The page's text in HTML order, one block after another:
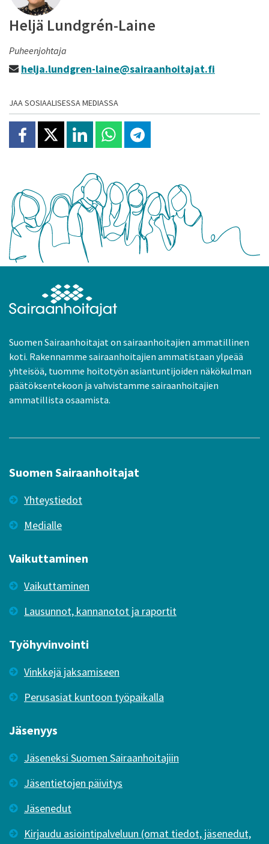
Heljä Lundgrén-Laine
Puheenjohtaja
helja.lundgren-laine@sairaanhoitajat.fi
JAA SOSIAALISESSA MEDIASSA
Jaa Facebookissa
Jaa X:ssäJaa Linkedinissä
Jaa Whatsappissa
Jaa Telegramissa
Suomen Sairaanhoitajat on sairaanhoitajien ammatillinen
koti. Rakennamme sairaanhoitajien ammatistaan ylpeää
yhteisöä, tuomme hoitotyön asiantuntijoiden näkökulman
päätöksentekoon ja vahvistamme sairaanhoitajien
ammatillista osaamista.
Suomen Sairaanhoitajat
Yhteystiedot
Medialle
Vaikuttaminen
Vaikuttaminen
Lausunnot, kannanotot ja raportit
Työhyvinvointi
Vinkkejä jaksamiseen
Perusasiat kuntoon työpaikalla
Jäsenyys
Jäseneksi Suomen Sairaanhoitajiin
Jäsentietojen päivitys
Jäsenedut
Kirjaudu asiointipalveluun (omat tiedot, jäsenedut,